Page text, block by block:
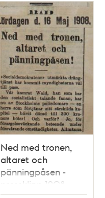
Ned med tronen,
altaret och
pänningpåsen -
pressklipp 1908